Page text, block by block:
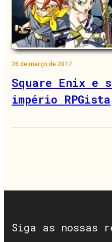
26 de março de 2017
Square Enix e
império RPGista
Siga as nossas